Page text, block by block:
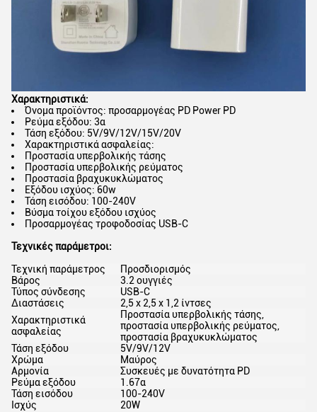
Χαρακτηριστικά:
Όνομα προϊόντος: προσαρμογέας PD Power PD
Ρεύμα εξόδου: 3α
Τάση εξόδου: 5V/9V/12V/15V/20V
Χαρακτηριστικά ασφαλείας:
Προστασία υπερβολικής τάσης
Προστασία υπερβολικής ρεύματος
Προστασία βραχυκυκλώματος
Εξόδου ισχύος: 60w
Τάση εισόδου: 100-240V
Βύσμα τοίχου εξόδου ισχύος
Προσαρμογέας τροφοδοσίας USB-C
Τεχνικές παράμετροι:
Τεχνική παράμετρος
Προσδιορισμός
Βάρος
3.2 ουγγιές
Τύπος σύνδεσης
USB-C
Διαστάσεις
2,5 x 2,5 x 1,2 ίντσες
Χαρακτηριστικά
ασφαλείας
Προστασία υπερβολικής τάσης,
προστασία υπερβολικής ρεύματος,
προστασία βραχυκυκλώματος
Τάση εξόδου
5V/9V/12V
Χρώμα
Μαύρος
Αρμονία
Συσκευές με δυνατότητα PD
Ρεύμα εξόδου
1.67α
Τάση εισόδου
100-240V
Ισχύς
20W